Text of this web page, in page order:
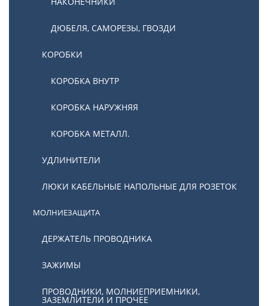
ДЮБЕЛЯ, САМОРЕЗЫ, ГВОЗДИ
КОРОБКИ
КОРОБКА ВНУТР
КОРОБКА НАРУЖНЯЯ
КОРОБКА МЕТАЛЛ.
УДЛИНИТЕЛИ
ЛЮКИ КАБЕЛЬНЫЕ НАПОЛЬНЫЕ ДЛЯ РОЗЕТОК
МОЛНИЕЗАЩИТА
ДЕРЖАТЕЛЬ ПРОВОДНИКА
ЗАЖИМЫ
ПРОВОДНИКИ, МОЛНИЕПРИЕМНИКИ,
ЗАЗЕМЛИТЕЛИ И ПРОЧЕЕ